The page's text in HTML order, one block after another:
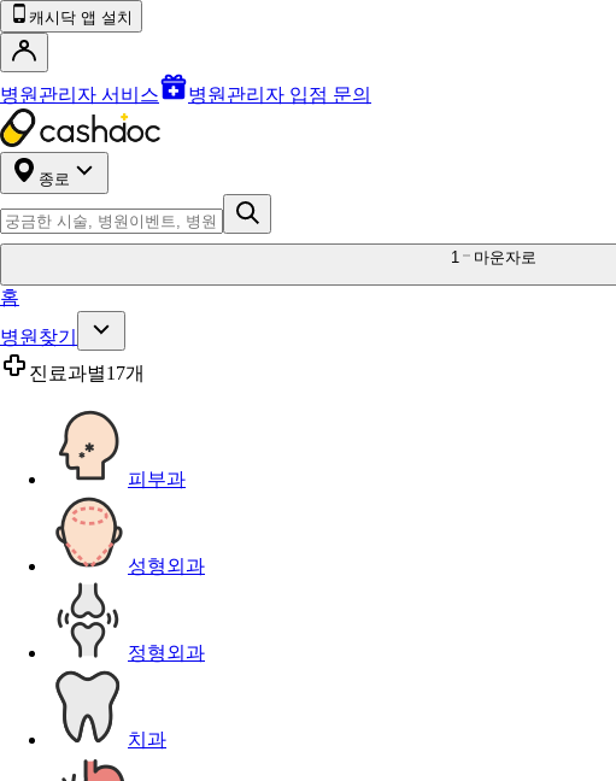
캐시닥 앱 설치
병원관리자 서비스 병원관리자 입점 문의
종로
1 마운자로
홈
병원찾기
진료과별17개
피부과
성형외과
정형외과
치과